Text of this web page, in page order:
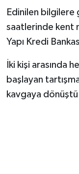
Edinilen bilgilere
saatlerinde kent
Yapı Kredi
İki kişi arasında
başlayan
kavgaya